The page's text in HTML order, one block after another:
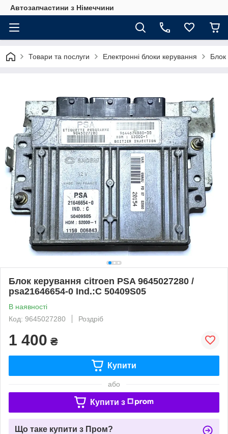
Автозапчастини з Німеччини
Товари та послуги Електронні блоки керування
Блок керування citroen PSA 9645027280 /
psa21646654-0 Ind.:C 50409S05
В наявності
Код: 9645027280
Роздріб
1 400 ₴
Купити
або
Купити з
Що таке купити з Пром?